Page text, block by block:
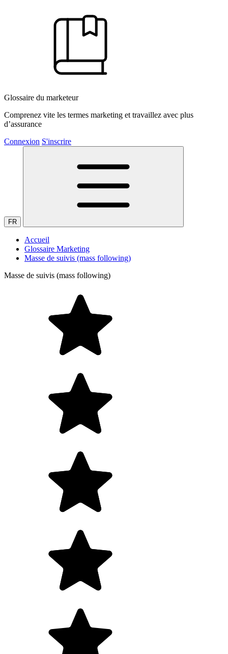
Glossaire du marketeur
Comprenez vite les termes marketing et travaillez avec plus
d’assurance
Connexion S'inscrire
FR
Accueil
Glossaire Marketing
Masse de suivis (mass following)
Masse de suivis (mass following)